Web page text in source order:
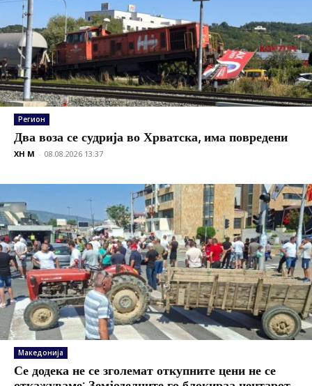
Регион
Два воза се судрија во Хрватска, има повредени
XH M - 08.08.2026 13:37
Македонија
Се додека не се зголемат откупните цени не се